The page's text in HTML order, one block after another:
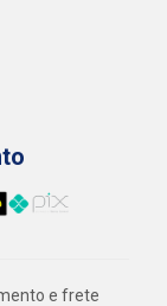
e frete